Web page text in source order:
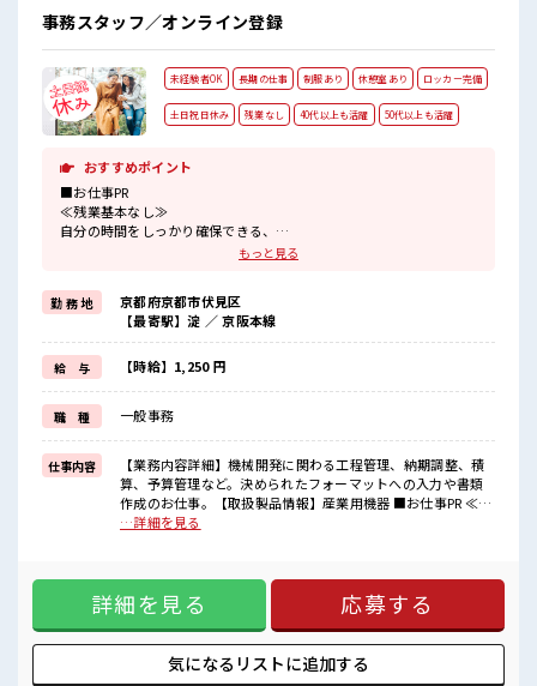
できる☆
事務スタッフ／オンライン登録
未経験者OK 長期の仕事 制服あり 休憩室あり ロッカー完備
土日祝日休み 残業なし 40代以上も活躍 50代以上も活躍
おすすめポイント
■お仕事PR
≪残業基本なし≫
自分の時間をしっかり確保できる、
≪土日祝休のお仕事≫
家族や友人と一緒にプライベート満喫！
≪動きやすい制服アリ≫
制服があるので、
毎日の服装の悩み解消♪
≪未経験でも活躍できる≫
新しいことにチャレンジするのは不安だけど、
しっかり働く環境が整っています！
イチからスキルUP・ステップUP目指していきましょう！
■職場の雰囲気
しっかり休める休憩室あり！
オンオフの切替もできちゃう！
残業は基本ないので定時でサクッと帰宅OK！
もっと見る
勤 務 地
京都府京都市伏見区
【最寄駅】淀 ／ 京阪本線
給 与 【時給】1,250 円
職 種 一般事務
仕事内容
【業務内容詳細】機械開発に関わる工程管理、納期調整、積
算、予算管理など。決められたフォーマットへの入力や書類
作成のお仕事。【取扱製品情報】産業用機器 ■お仕事PR ≪残
業基本なし≫ 自分の時間をしっかり確保できる、 残業基本ナ
満喫！ ≪動きやすい制服アリ≫ 制服があるので、 毎日の服装
の悩み解消♪ ≪未経験でも活躍できる≫ 新しいことにチャレ
ンジするのは不安だけど、 しっかり働く環境が整っていま
す！ イチからスキルUP・ステップUP目指していきましょ
切替もできちゃう！ 持ち物が多いあなたにもぴったり☆ ロッ
…詳細を見る
詳細を見る 応募する
気になるリストに追加する